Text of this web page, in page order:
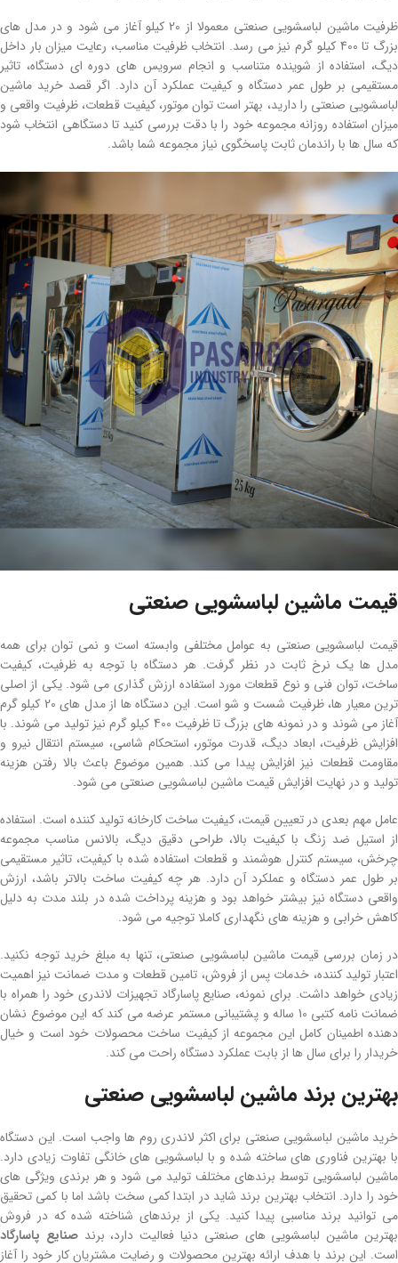
ظرفیت ماشین لباسشویی صنعتی معمولا از 20 کیلو آغاز می شود و در مدل های
بزرگ تا 400 کیلو گرم نیز می رسد. انتخاب ظرفیت مناسب، رعایت میزان بار داخل
دیگ، استفاده از شوینده متناسب و انجام سرویس های دوره ای دستگاه، تاثیر
مستقیمی بر طول عمر دستگاه و کیفیت عملکرد آن دارد. اگر قصد خرید ماشین
لباسشویی صنعتی را دارید، بهتر است توان موتور، کیفیت قطعات، ظرفیت واقعی و
میزان استفاده روزانه مجموعه خود را با دقت بررسی کنید تا دستگاهی انتخاب شود
که سال ها با راندمان ثابت پاسخگوی نیاز مجموعه شما باشد.
قیمت ماشین لباسشویی صنعتی
قیمت لباسشویی صنعتی به عوامل مختلفی وابسته است و نمی توان برای همه
مدل ها یک نرخ ثابت در نظر گرفت. هر دستگاه با توجه به ظرفیت، کیفیت
ساخت، توان فنی و نوع قطعات مورد استفاده ارزش گذاری می شود. یکی از اصلی
ترین معیار ها، ظرفیت شست و شو است. این دستگاه ها از مدل های 20 کیلو گرم
آغاز می شوند و در نمونه های بزرگ تا ظرفیت 400 کیلو گرم نیز تولید می شوند. با
افزایش ظرفیت، ابعاد دیگ، قدرت موتور، استحکام شاسی، سیستم انتقال نیرو و
مقاومت قطعات نیز افزایش پیدا می کند. همین موضوع باعث بالا رفتن هزینه
تولید و در نهایت افزایش قیمت ماشین لباسشویی صنعتی می شود.
عامل مهم بعدی در تعیین قیمت، کیفیت ساخت کارخانه تولید کننده است. استفاده
از استیل ضد زنگ با کیفیت بالا، طراحی دقیق دیگ، بالانس مناسب مجموعه
چرخش، سیستم کنترل هوشمند و قطعات استفاده شده با کیفیت، تاثیر مستقیمی
بر طول عمر دستگاه و عملکرد آن دارد. هر چه کیفیت ساخت بالاتر باشد، ارزش
واقعی دستگاه نیز بیشتر خواهد بود و هزینه پرداخت شده در بلند مدت به دلیل
کاهش خرابی و هزینه های نگهداری کاملا توجیه می شود.
در زمان بررسی قیمت ماشین لباسشویی صنعتی، تنها به مبلغ خرید توجه نکنید.
اعتبار تولید کننده، خدمات پس از فروش، تامین قطعات و مدت ضمانت نیز اهمیت
زیادی خواهد داشت. برای نمونه، صنایع پاسارگاد تجهیزات لاندری خود را همراه با
ضمانت نامه کتبی 10 ساله و پشتیبانی مستمر عرضه می کند که این موضوع نشان
دهنده اطمینان کامل این مجموعه از کیفیت ساخت محصولات خود است و خیال
خریدار را برای سال ها از بابت عملکرد دستگاه راحت می کند.
بهترین برند ماشین لباسشویی صنعتی
خرید ماشین لباسشویی صنعتی برای اکثر لاندری روم ها واجب است. این دستگاه
با بهترین فناوری های ساخته شده و با لباسشویی های خانگی تفاوت زیادی دارد.
ماشین لباسشویی توسط برندهای مختلف تولید می شود و هر برندی ویژگی های
خود را دارد. انتخاب بهترین برند شاید در ابتدا کمی سخت باشد اما با کمی تحقیق
می توانید برند مناسبی پیدا کنید. یکی از برندهای شناخته شده که در فروش
بهترین ماشین لباسشویی های صنعتی دنیا فعالیت دارد، برندصنایع پاسارگاد
است. این برند با هدف ارائه بهترین محصولات و رضایت مشتریان کار خود را آغاز